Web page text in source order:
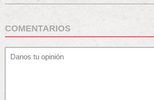
COMENTARIOS